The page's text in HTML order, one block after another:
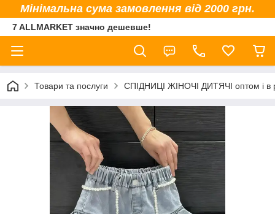
Мінімальна сума замовлення від 2000 грн.
7 ALLMARKET значно дешевше!
Товари та послуги СПІДНИЦІ ЖІНОЧІ ДИТЯЧІ оптом і в